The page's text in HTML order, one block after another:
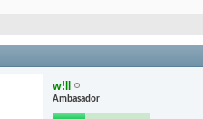
w!ll
Ambasador